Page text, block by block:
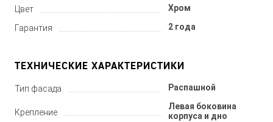
Цвет Хром
Гарантия 2 года
ТЕХНИЧЕСКИЕ ХАРАКТЕРИСТИКИ
Тип фасада Распашной
Крепление
Левая боковина
корпуса и дно